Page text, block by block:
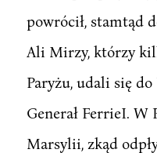
powrócił, stamtąd
Ali Mirzy, którzy
Paryżu, udali się
Generał FerrieI. W
Marsylii, zkąd